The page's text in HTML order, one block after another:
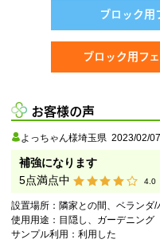
ブロック用
ブロック用フ
お客様の声
よっちゃん様埼玉県 2023/02/
補強になります
5点満点中 4.0
設置場所： 隣家との間、ベランダ/
使用用途： 目隠し、ガーデニング
サンプル利用： 利用した